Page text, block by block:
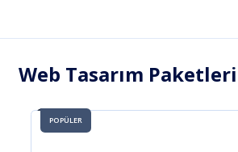
Web Tasarım